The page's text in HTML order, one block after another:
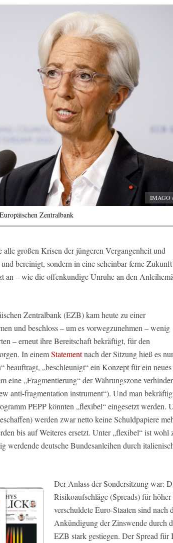
IMAGO
Zentralbank
großen Krisen der jüngeren Vergangenheit und
bereinigt, sondern in eine scheinbar ferne Zukunft
an – wie die offenkundige Unruhe an den
Zentralbank (EZB) kam heute zu einer
und beschloss – um es vorwegzunehmen – wenig
– erneut ihre Bereitschaft bekräftigt, für den
In einemStatementnach der Sitzung hieß es
beauftragt, „beschleunigt“ ein Konzept für ein neues
eine „Fragmentierung“ der Währungszone
anti-fragmentation instrument“). Und man
PEPP könnten „flexibel“ eingesetzt werden.
werden zwar netto keine Schuldpapiere
bis auf Weiteres ersetzt. Unter „flexibel“ ist wohl
werdende deutsche Bundesanleihen durch
Der Anlass der Sondersitzung war:
Risikoaufschläge (Spreads) für höher
verschuldete Euro-Staaten sind nach
Ankündigung der Zinswende durch
EZB stark gestiegen. Der Spread für